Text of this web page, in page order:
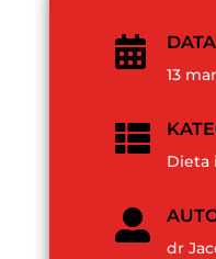

13

Dieta

dr